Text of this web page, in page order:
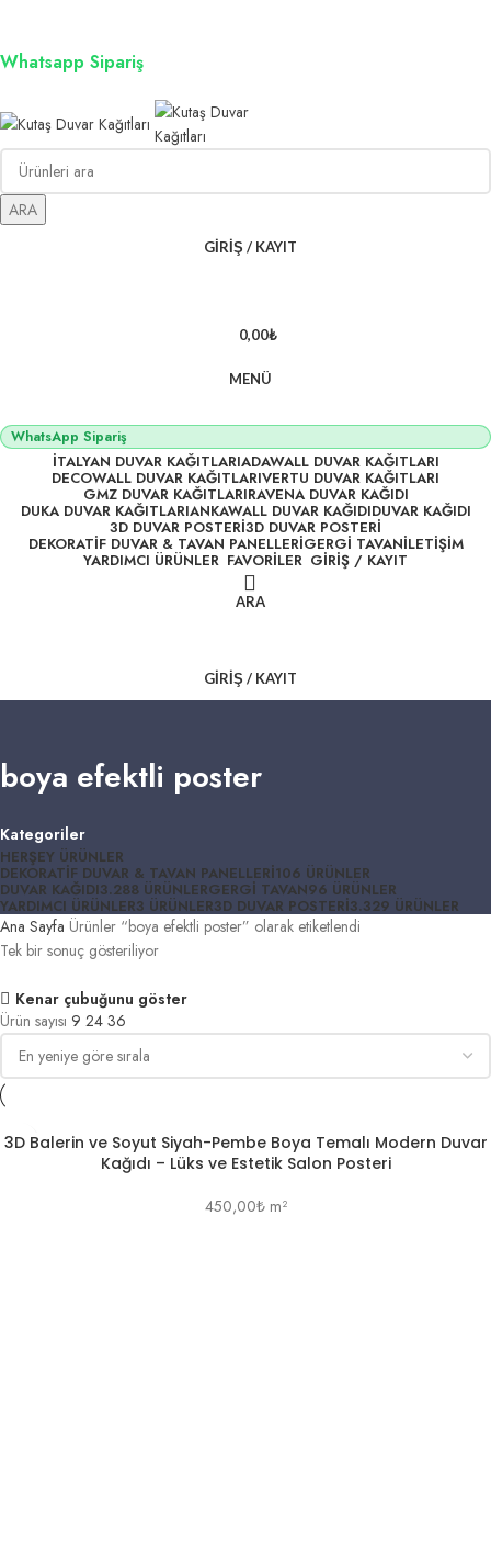
Whatsapp Sipariş
ARA
GIRIŞ / KAYIT
0,00₺
MENÜ
WhatsApp Sipariş
İTALYAN DUVAR KAĞITLARIADAWALL DUVAR KAĞITLARI
DECOWALL DUVAR KAĞITLARIVERTU DUVAR KAĞITLARI
GMZ DUVAR KAĞITLARIRAVENA DUVAR KAĞIDI
DUKA DUVAR KAĞITLARIANKAWALL DUVAR KAĞIDIDUVAR KAĞIDI
3D DUVAR POSTERI3D DUVAR POSTERI
DEKORATIF DUVAR & TAVAN PANELLERIGERGI TAVANİLETIŞIM
YARDIMCI ÜRÜNLER FAVORİLER GİRİŞ / KAYIT
ARA
GIRIŞ / KAYIT
boya efektli poster
Kategoriler
HERŞEY ÜRÜNLER
DEKORATIF DUVAR & TAVAN PANELLERI106 ÜRÜNLER
DUVAR KAĞIDI3.288 ÜRÜNLERGERGI TAVAN96 ÜRÜNLER
YARDIMCI ÜRÜNLER3 ÜRÜNLER3D DUVAR POSTERI3.329 ÜRÜNLER
Ana Sayfa Ürünler “boya efektli poster” olarak etiketlendi
Tek bir sonuç gösteriliyor
Kenar çubuğunu göster
Ürün sayısı 9 24 36
3D Balerin ve Soyut Siyah-Pembe Boya Temalı Modern Duvar
Kağıdı – Lüks ve Estetik Salon Posteri
450,00₺m²